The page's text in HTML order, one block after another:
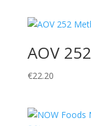
AOV
€22.20